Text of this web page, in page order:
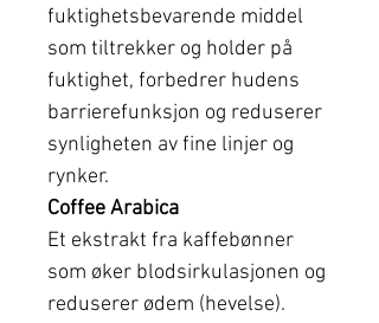
fuktighetsbevarende middel
som tiltrekker og holder på
fuktighet, forbedrer hudens
barrierefunksjon og reduserer
synligheten av fine linjer og
rynker.
Coffee Arabica
Et ekstrakt fra kaffebønner
som øker blodsirkulasjonen og
reduserer ødem (hevelse).